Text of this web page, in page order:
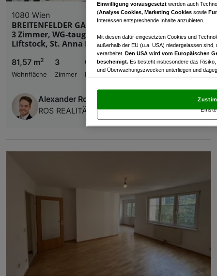
1080 Wien
BREITENFELDER GASSE, AKH-NÄHE, 82 m2 Altbau,
3 Zimmer, WG-tauglich, Küche, Duschbad, 3.
Liftstock, St. Anna Kinderspital-Nähe
81,57 m2
Wohnfläche
3
Zimmer
€ 499.000,00
Kaufpreis
Alexander Ros
ROS REALITÄTEN OG
Einwilligung vorausgesetzt werden auch
(Analyse Cookies, Marketing Cookies sowie
Interessen entsprechende Inhalte anzubieten.
Mit diesen dafür eingesetzten Cookies und
außerhalb der EU (u.a. USA) niedergelassen
verarbeitet. Den USA wird vom Europäischen
bescheinigt. Es besteht insbesondere das
und Überwachungszwecken unterliegen und
und Widerspruch gegen die Verarbeitung auf der
„Cookie Einstellungen“, die sich auf jeder Seite
Verwendung genauer Standortdaten.
Liste der Partner (Lieferanten)